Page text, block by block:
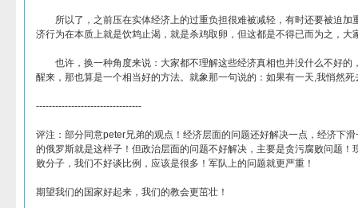
所以了，之前压在实体经济上的过重负担很难被减轻，有时还要被迫加
济行为在本质上就是饮鸩止渴，就是杀鸡取卵，但这都是不得已而为之，大
也许，换一种角度来说：大家都不理解这些经济真相也并没什么不好的
醒来，那也算是一个相当好的方法。就象那一句说的：如果有一天,我悄然
---------------------------------
评注：部分同意peter兄弟的观点！经济层面的问题还好解决一点，经济下
的俄罗斯就是这样子！但政治层面的问题不好解决，主要是贪污腐败问题！
败分子，我们不好谈比例，应该是很多！军队上的问题就更严重！
期望我们的国家好起来，我们的教会更茁壮！